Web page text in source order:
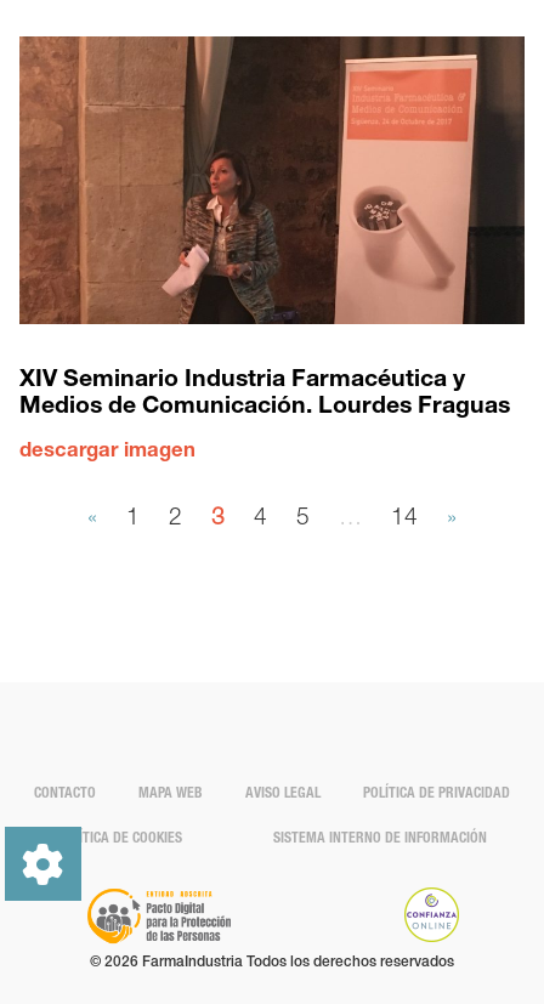
XIV Seminario Industria Farmacéutica y
Medios de Comunicación. Lourdes Fraguas
descargar imagen
« 1 2 3 4 5 … 14 »
CONTACTO MAPA WEB AVISO LEGAL POLÍTICA DE PRIVACIDAD
POLÍTICA DE COOKIES SISTEMA INTERNO DE INFORMACIÓN
© 2026 FarmaIndustria Todos los derechos reservados